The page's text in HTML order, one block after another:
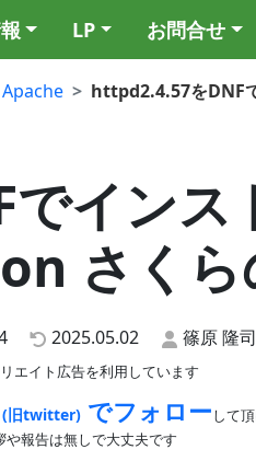
LP お問合せ
Apache httpd2.4.57をDNF
インス
さくら
2025.05.02 篠原 隆司
エイト広告を利用しています
(旧twitter)でフォローして
や報告は無しで大丈夫です